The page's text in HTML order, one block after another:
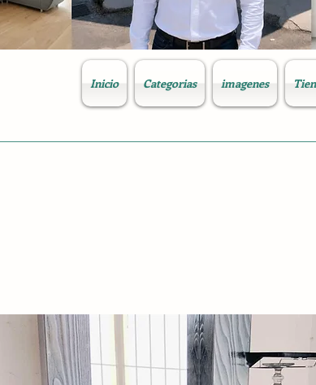
Inicio Categorias imagenes